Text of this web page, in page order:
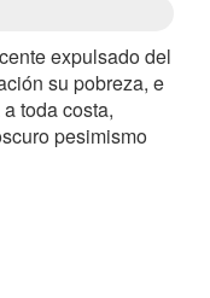
expulsado del
su pobreza, e
toda costa,
pesimismo